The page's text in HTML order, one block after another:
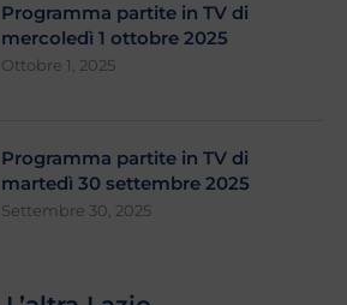
Programma partite in TV di
mercoledì 1 ottobre 2025
Ottobre 1, 2025
Programma partite in TV di
martedì 30 settembre 2025
Settembre 30, 2025